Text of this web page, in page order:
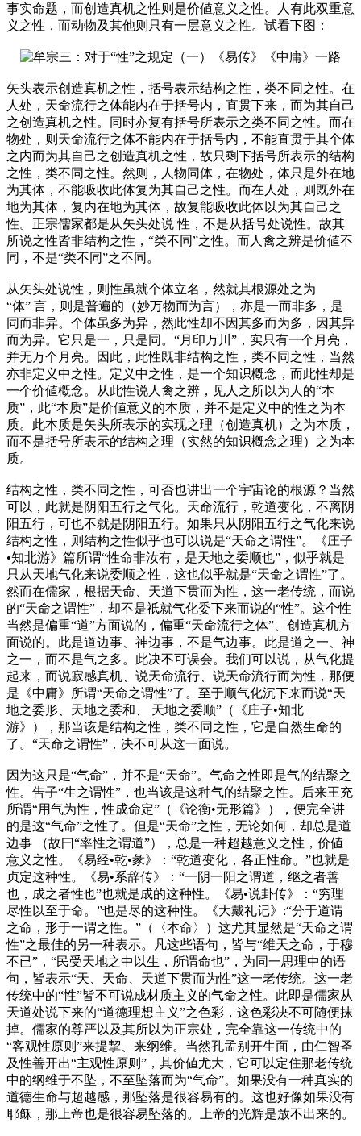
事实命题，而创造真机之性则是价値意义之性。人有此双重意
义之性，而动物及其他则只有一层意义之性。试看下图：
矢头表示创造真机之性，括号表示结构之性，类不同之性。在
人处，天命流行之体能内在于括号内，直贯下来，而为其自己
之创造真机之性。同时亦复有括号所表示之类不同之性。而在
物处，则天命流行之体不能内在于括号内，不能直贯于其个体
之内而为其自己之创造真机之性，故只剩下括号所表示的结构
之性，类不同之性。然则，人物同体，在物处，体只是外在地
为其体，不能吸收此体复为其自己之性。而在人处，则既外在
地为其体，复内在地为其体，故复能吸收此体以为其自己之
性。正宗儒家都是从矢头处说 性，不是从括号处说性。故其
所说之性皆非结构之性，“类不同”之性。而人禽之辨是价値不
同，不是“类不同”之不同。
从矢头处说性，则性虽就个体立名，然就其根源处之为
“体” 言，则是普遍的（妙万物而为言），亦是一而非多，是
同而非异。个体虽多为异，然此性却不因其多而为多，因其异
而为异。它只是一，只是同。“月印万川”，实只有一个月亮，
并无万个月亮。因此，此性既非结构之性，类不同之性，当然
亦非定义中之性。定义中之性，是一个知识槪念，而此性却是
一个价値槪念。从此性说人禽之辨，见人之所以为人的“本
质”，此“本质”是价値意义的本质，并不是定义中的性之为本
质。此本质是矢头所表示的实现之理（创造真机）之为本质，
而不是括号所表示的结构之理（实然的知识槪念之理）之为本
质。
结构之性，类不同之性，可否也讲出一个宇宙论的根源？当然
可以，此就是阴阳五行之气化。天命流行，乾道变化，不离阴
阳五行，可也不就是阴阳五行。如果只从阴阳五行之气化来说
结构之性，则结构之性似乎也可以说是“天命之谓性”。《庄子
•知北游》篇所谓“性命非汝有，是天地之委顺也”，似乎就是
只从天地气化来说委顺之性，这也似乎就是“天命之谓性”了。
然而在儒家，根据天命、天道下贯而为性，这一老传统，而说
的“天命之谓性”，却不是祇就气化委下来而说的“性”。这个性
当然是偏重“道”方面说的，偏重“天命流行之体”、创造真机方
面说的。此是道边事、神边事，不是气边事。此是道之一、神
之一，而不是气之多。此决不可误会。我们可以说，从气化提
起来，而说寂感真机、说天命流行、说天命流行而为性，那便
是《中庸》所谓“天命之谓性”了。至于顺气化沉下来而说“天
地之委形、天地之委和、 天地之委顺”（《庄子•知北
游》），那当该是结构之性，类不同之性，它是自然生命的
了。“天命之谓性”，决不可从这一面说。
因为这只是“气命”，并不是“天命”。气命之性即是气的结聚之
性。吿子“生之谓性”，也当该是这种气的结聚之性。后来王充
所谓“用气为性，性成命定”（《论衡•无形篇》），便完全讲
的是这“气命”之性了。但是“天命”之性，无论如何，却总是道
边事 （故曰“率性之谓道”），总是一种超越意义之性，价値
意义之性。《易经•乾•彖》：“乾道变化，各正性命。”也就是
贞定这种性。《易•系辞传》：“一阴一阳之谓道，继之者善
也，成之者性也”也就是成的这种性。《易•说卦传》：“穷理
尽性以至于命。”也是尽的这种性。《大戴礼记》:“分于道谓
之命，形于一谓之性。”（〈本命〉）这尤其显然是“天命之谓
性”之最佳的另一种表示。凡这些语句，皆与“维天之命，于穆
不已”，“民受天地之中以生，所谓命也”，为同一思理中的语
句，皆表示“天、天命、天道下贯而为性”这一老传统。这一老
传统中的“性”皆不可说成材质主义的气命之性。此即是儒家从
天道处说下来的“道德理想主义”之色彩，这色彩决不可随便抹
掉。儒家的尊严以及其所以为正宗处，完全靠这一传统中的
“客观性原则”来提挈、来纲维。当然孔孟别开生面，由仁智圣
及性善开出“主观性原则”，其价値尤大，它可以定住那老传统
中的纲维于不坠，不至坠落而为“气命”。如果没有一种真实的
道德生命与超越感，那坠落是很容易有的。这也好像如果没有
耶稣，那上帝也是很容易坠落的。上帝的光辉是放不出来的。